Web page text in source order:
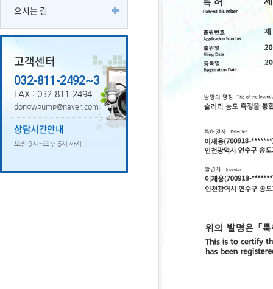
오시는 길
고객센터
032-811-2492~3
FAX : 032-811-2494
dongwpump@naver.com
상담시간안내
오전 9시~오후 6시 까지